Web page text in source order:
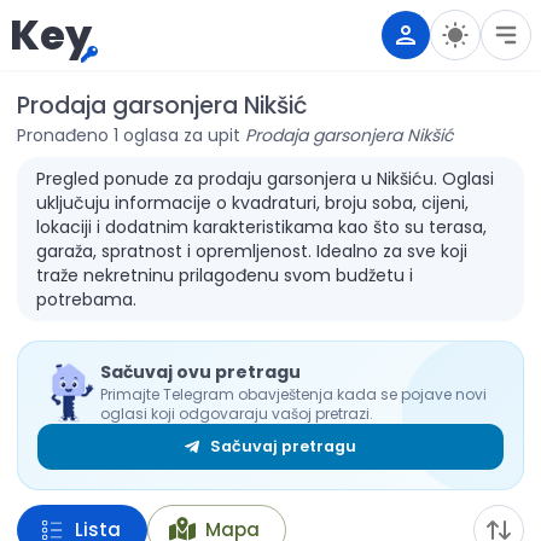
Key
Prodaja garsonjera Nikšić
Pronađeno 1 oglasa za upit Prodaja garsonjera Nikšić
Pregled ponude za prodaju garsonjera u Nikšiću. Oglasi
uključuju informacije o kvadraturi, broju soba, cijeni,
lokaciji i dodatnim karakteristikama kao što su terasa,
garaža, spratnost i opremljenost. Idealno za sve koji
traže nekretninu prilagođenu svom budžetu i
potrebama.
Sačuvaj ovu pretragu
Primajte Telegram obavještenja kada se pojave novi
oglasi koji odgovaraju vašoj pretrazi.
Sačuvaj pretragu
Lista Mapa